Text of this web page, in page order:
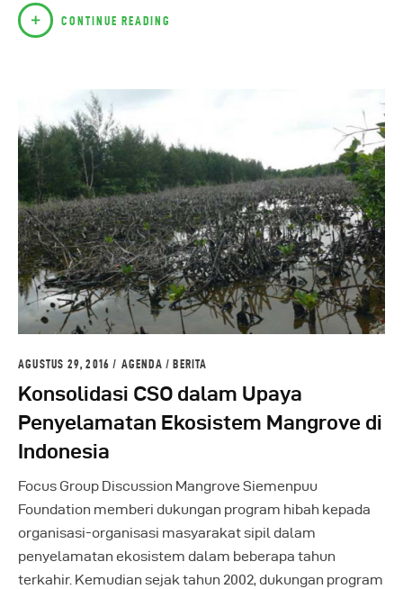
CONTINUE READING
AGUSTUS 29, 2016 AGENDA /BERITA
Konsolidasi CSO dalam Upaya
Penyelamatan Ekosistem Mangrove di
Indonesia
Focus Group Discussion Mangrove Siemenpuu
Foundation memberi dukungan program hibah kepada
organisasi-organisasi masyarakat sipil dalam
penyelamatan ekosistem dalam beberapa tahun
terkahir. Kemudian sejak tahun 2002, dukungan program